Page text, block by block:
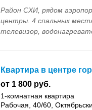
Район СХИ, рядом
центры. 4 спальных
телевизор,
Квартира в центре
от 1 800 руб.
1-комнатная квартира
Рабочая, 40/60,